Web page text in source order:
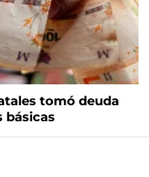
tomó deuda
básicas